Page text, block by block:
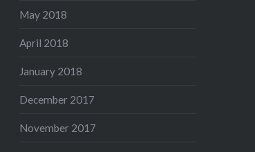
May 2018
April 2018
January 2018
December 2017
November 2017